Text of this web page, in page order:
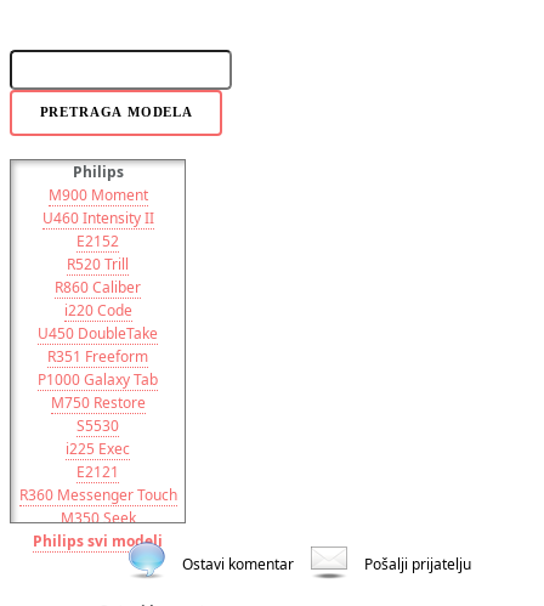
PRETRAGA MODELA
Philips
M900 Moment
U460 Intensity II
E2152
R520 Trill
R860 Caliber
i220 Code
U450 DoubleTake
R351 Freeform
P1000 Galaxy Tab
M750 Restore
S5530
i225 Exec
E2121
R360 Messenger Touch
M350 Seek
U320 Haven
I5801 Galaxy Apollo
Philips svi modeli
Ostavi komentar
Pošalji prijatelju